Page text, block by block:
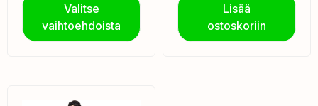
Valitse
vaihtoehdoista
Lisää
ostoskoriin